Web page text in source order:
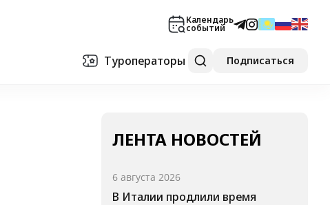
Календарь
событий
Туроператоры Подписаться
ЛЕНТА НОВОСТЕЙ
6 августа 2026
В Италии продлили время